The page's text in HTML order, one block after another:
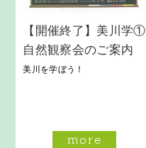
【開催終了】美川学①
自然観察会のご案内
美川を学ぼう！
more